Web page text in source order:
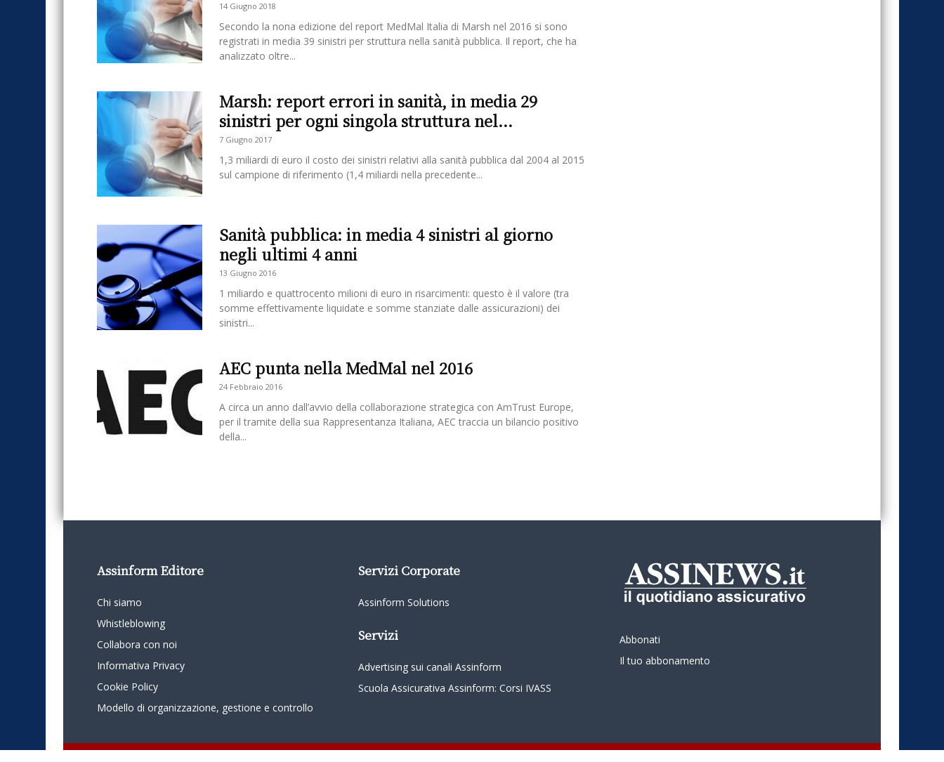
14 Giugno 2018
Secondo la nona edizione del report MedMal Italia di Marsh nel 2016 si sono
registrati in media 39 sinistri per struttura nella sanità pubblica. Il report, che ha
analizzato oltre...
Marsh: report errori in sanità, in media 29
sinistri per ogni singola struttura nel...
7 Giugno 2017
1,3 miliardi di euro il costo dei sinistri relativi alla sanità pubblica dal 2004 al 2015
sul campione di riferimento (1,4 miliardi nella precedente...
Sanità pubblica: in media 4 sinistri al giorno
negli ultimi 4 anni
13 Giugno 2016
1 miliardo e quattrocento milioni di euro in risarcimenti: questo è il valore (tra
somme effettivamente liquidate e somme stanziate dalle assicurazioni) dei
sinistri...
AEC punta nella MedMal nel 2016
24 Febbraio 2016
A circa un anno dall’avvio della collaborazione strategica con AmTrust Europe,
per il tramite della sua Rappresentanza Italiana, AEC traccia un bilancio positivo
della...
Assinform Editore
Chi siamo
Whistleblowing
Collabora con noi
Informativa Privacy
Cookie Policy
Modello di organizzazione, gestione e controllo
Servizi Corporate
Assinform Solutions
Servizi
Advertising sui canali Assinform
Scuola Assicurativa Assinform: Corsi IVASS
Abbonati
Il tuo abbonamento